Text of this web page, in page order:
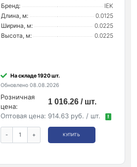
Бренд:
IEK
Длина, м:
0.0125
Ширина, м:
0.0225
Высота, м:
0.0225
На складе 1920 шт.
Обновлено 08.08.2026
Розничная
цена:
1 016.26 / шт.
Оптовая цена: 914.63 руб. / шт. !
- + КУПИТЬ